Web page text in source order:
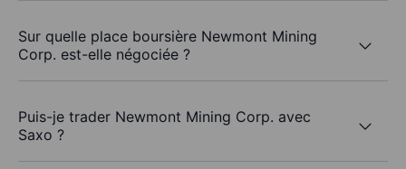
Sur quelle place boursière Newmont Mining
Corp. est-elle négociée ?
Puis-je trader Newmont Mining Corp. avec
Saxo ?